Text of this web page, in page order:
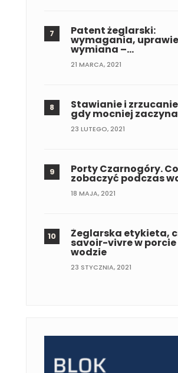
Patent żeglarski:
wymagania,
wymiana –…
21 MARCA, 2021
Stawianie i
gdy mocniej
23 LUTEGO, 2021
Porty Czarnogóry.
zobaczyć podczas
18 MAJA, 2021
Żeglarska etykieta,
savoir-vivre w porcie
wodzie
23 STYCZNIA, 2021